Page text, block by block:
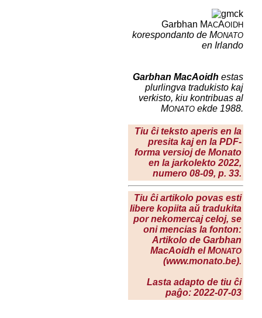
Garbhan MACAOIDH
korespondanto de MONATO
en Irlando
Garbhan MacAoidh estas
plurlingva tradukisto kaj
verkisto, kiu kontribuas al
MONATOekde 1988.
Tiu ĉi teksto aperis en la
presita kaj en la PDF-
forma versioj de Monato
en la jarkolekto 2022,
numero 08-09, p. 33.
Tiu ĉi artikolo povas esti
libere kopiita aŭ tradukita
por nekomercaj celoj, se
oni mencias la fonton:
Artikolo de Garbhan
MacAoidh el MONATO
(www.monato.be).
Lasta adapto de tiu ĉi
paĝo: 2022-07-03